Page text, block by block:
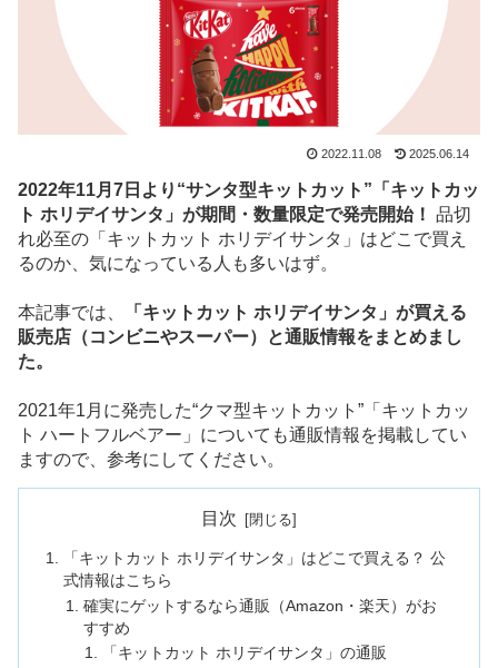
2022.11.08 2025.06.14
2022年11月7日より“サンタ型キットカット”「キットカッ
ト ホリデイサンタ」が期間・数量限定で発売開始！ 品切
れ必至の「キットカット ホリデイサンタ」はどこで買え
るのか、気になっている人も多いはず。
本記事では、
「キットカット ホリデイサンタ」が買える
販売店（コンビニやスーパー）と通販情報をまとめまし
た。
2021年1月に発売した“クマ型キットカット”「キットカッ
ト ハートフルベアー」についても通販情報を掲載してい
ますので、参考にしてください。
目次
「キットカット ホリデイサンタ」はどこで買える？ 公
式情報はこちら
確実にゲットするなら通販（Amazon・楽天）がお
すすめ
「キットカット ホリデイサンタ」の通販